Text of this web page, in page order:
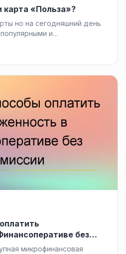
карта «Польза»?
но на сегодняшний день
и
без
микрофинансовая